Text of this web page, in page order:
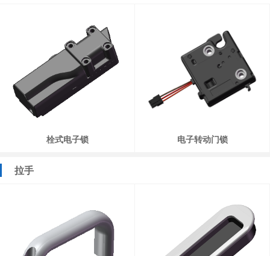
栓式电子锁 电子转动门锁
拉手